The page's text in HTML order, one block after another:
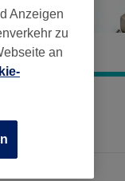
Anzeigen
zu
an